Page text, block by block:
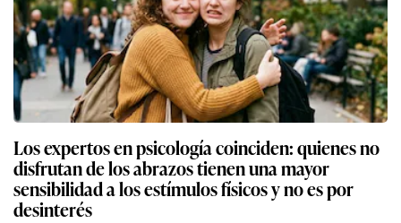
Los expertos en psicología coinciden: quienes no
disfrutan de los abrazos tienen una mayor
sensibilidad a los estímulos físicos y no es por
desinterés